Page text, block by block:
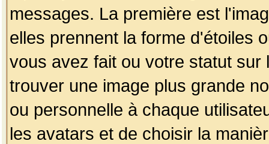
messages. La première est
elles prennent la forme d'étoiles
vous avez fait ou votre statut
trouver une image plus grande
ou personnelle à chaque
les avatars et de choisir la